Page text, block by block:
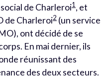
de Charleroi1 , et
de Charleroi2 (un service
ont décidé de se
En mai dernier, ils
réunissant des
des deux secteurs.